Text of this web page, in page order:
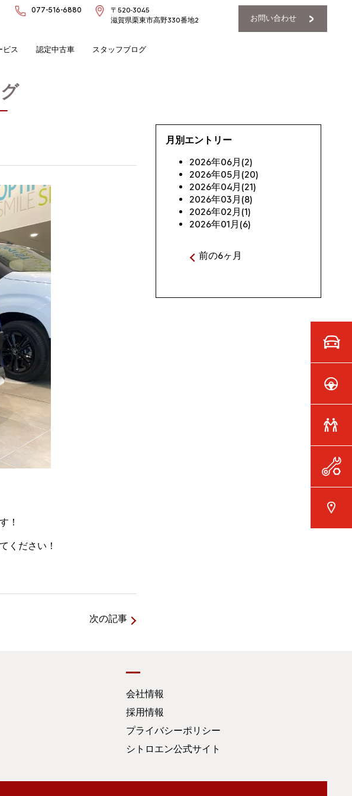
077-516-6880
〒520-3045
滋賀県栗東市高野330番地2
お問い合わせ
ビス 認定中古車 スタッフブログ
！
ください！
次の記事
月別エントリー
2026年06月(2)
2026年05月(20)
2026年04月(21)
2026年03月(8)
2026年02月(1)
2026年01月(6)
前の6ヶ月
会社情報
採用情報
プライバシーポリシー
シトロエン公式サイト